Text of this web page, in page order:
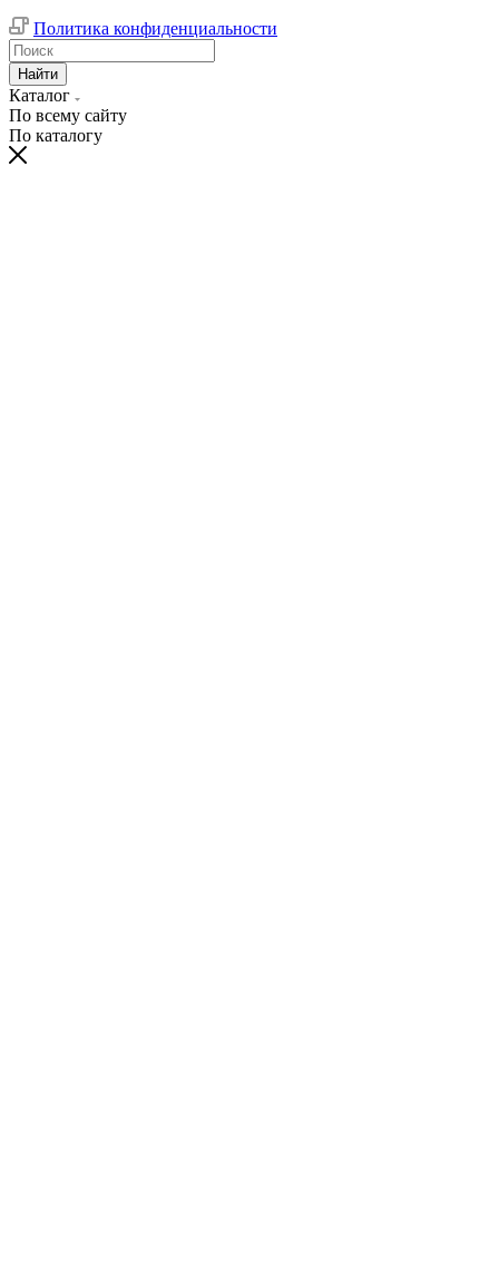
Политика конфиденциальности
Найти
Каталог
По всему сайту
По каталогу